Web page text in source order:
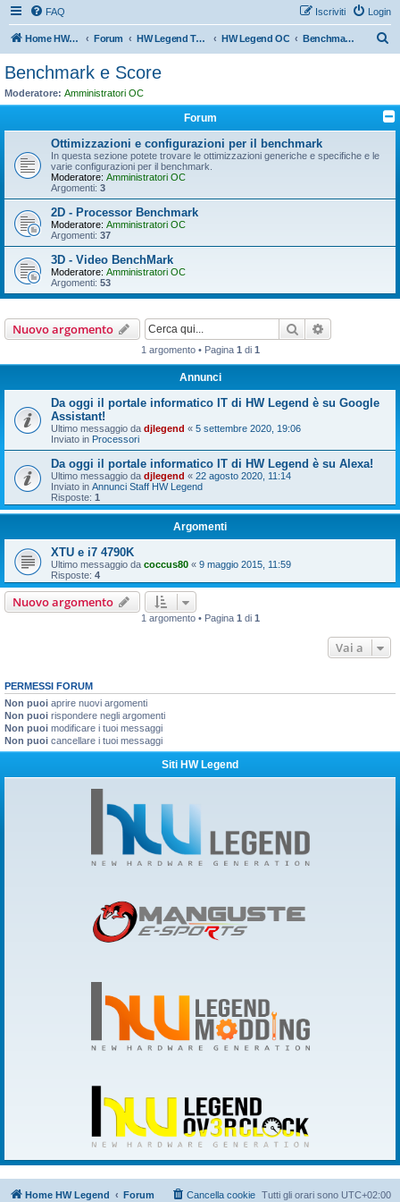
FAQ Login
Iscriviti
Home HW Legend Forum HW Legend Team HW Legend OC Benchmark e Score
a
Benchmark e Score
Moderatore: Amministratori OC
Forum
Ottimizzazioni e configurazioni per il benchmark
In questa sezione potete trovare le ottimizzazioni generiche e specifiche e le
varie configurazioni per il benchmark.
Moderatore: Amministratori OC
Argomenti: 3
2D - Processor Benchmark
Moderatore: Amministratori OC
Argomenti: 37
3D - Video BenchMark
Moderatore: Amministratori OC
Argomenti: 53
Nuovo argomento Cerca
1 argomento • Pagina 1 di 1
Annunci
Da oggi il portale informatico IT di HW Legend è su Google
Assistant!
Ultimo messaggio da djlegend « 5 settembre 2020, 19:06
Inviato in Processori
Da oggi il portale informatico IT di HW Legend è su Alexa!
Ultimo messaggio da djlegend « 22 agosto 2020, 11:14
Inviato in Annunci Staff HW Legend
Risposte: 1
Argomenti
XTU e i7 4790K
Ultimo messaggio da coccus80 « 9 maggio 2015, 11:59
Risposte: 4
Nuovo argomento
1 argomento • Pagina 1 di 1
Vai a
PERMESSI FORUM
Non puoi aprire nuovi argomenti
Non puoi rispondere negli argomenti
Non puoi modificare i tuoi messaggi
Non puoi cancellare i tuoi messaggi
Siti HW Legend
Home HW Legend Forum Tutti gli orari sono UTC+02:00
Cancella cookie